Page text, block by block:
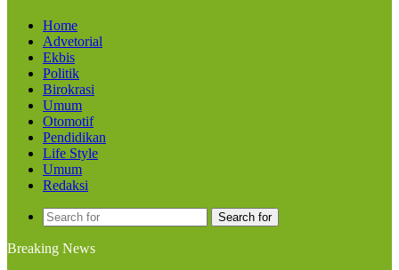
Home
Advetorial
Ekbis
Politik
Birokrasi
Umum
Otomotif
Pendidikan
Life Style
Umum
Redaksi
Search for
Breaking News